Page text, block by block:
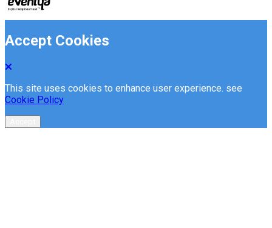
Accept Cookies
This site uses cookies to enhance user experience. see
Cookie Policy